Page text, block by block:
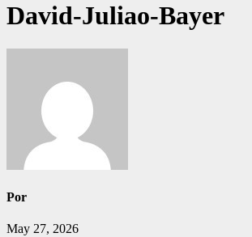
David-Juliao-Bayer
Por
May 27, 2026